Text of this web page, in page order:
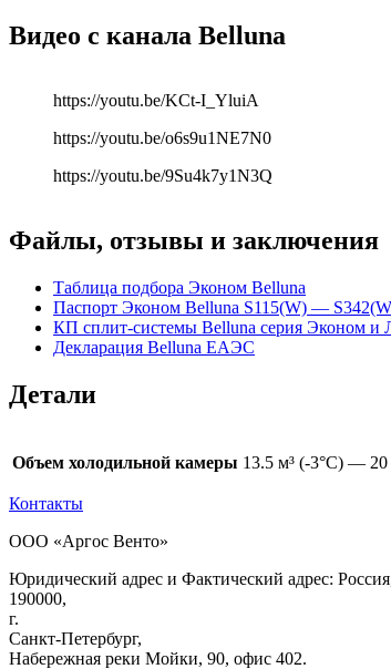
Видео с канала Belluna
https://youtu.be/KCt-I_YluiA
https://youtu.be/o6s9u1NE7N0
https://youtu.be/9Su4k7y1N3Q
Файлы, отзывы и заключения
Таблица подбора Эконом Belluna
Паспорт Эконом Belluna S115(W) —
КП сплит-системы Belluna серия Эконом и
Декларация Belluna ЕАЭС
Детали
Объем холодильной камеры 13.5 м³ (-3°С) —
Контакты
ООО «Аргос Венто»
Юридический адрес и Фактический адрес:
190000,
г.
Санкт-Петербург,
Набережная реки Мойки, 90, офис 402.